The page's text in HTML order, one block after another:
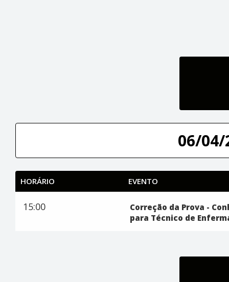
06/
HORÁRIO EVENTO
15:00
Correção da Prova -
para Técnico de